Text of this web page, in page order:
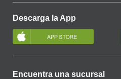
Descarga la App
Encuentra una sucursal